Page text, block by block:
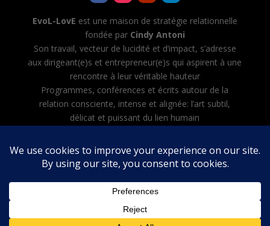
EvoL-LovE est une maison de stratégie relationnelle
fondée par Cindy Antoni
Son travail, vecteur de lucidité et d’impact, s’adresse
aux dirigeant(e)s et entrepreneur(e)s qui aspirent à une
rencontre à leur véritable hauteur
Programmes, conférences et écrits autour de la
relation consciente, intense et alignée: l’art subtil,
délicat et puissant du lien humain
toutes les tâches avec l’IA, créer et diriger son équipe
d’agents IA
CGV·Politique de confidentialité